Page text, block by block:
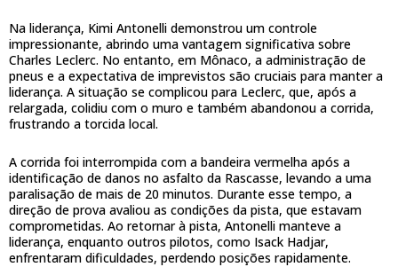
Na liderança, Kimi Antonelli demonstrou um controle
impressionante, abrindo uma vantagem significativa sobre
Charles Leclerc. No entanto, em Mônaco, a administração de
pneus e a expectativa de imprevistos são cruciais para manter a
liderança. A situação se complicou para Leclerc, que, após a
relargada, colidiu com o muro e também abandonou a corrida,
frustrando a torcida local.
A corrida foi interrompida com a bandeira vermelha após a
identificação de danos no asfalto da Rascasse, levando a uma
paralisação de mais de 20 minutos. Durante esse tempo, a
direção de prova avaliou as condições da pista, que estavam
comprometidas. Ao retornar à pista, Antonelli manteve a
liderança, enquanto outros pilotos, como Isack Hadjar,
enfrentaram dificuldades, perdendo posições rapidamente.